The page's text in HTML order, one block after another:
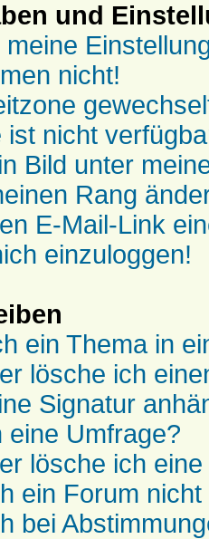
und
nicht!
ist nicht
Bild unter
Rang
E-Mail-Link
einzuloggen!
ein Thema in
lösche ich
Signatur
eine Umfrage?
lösche ich
ein Forum
bei